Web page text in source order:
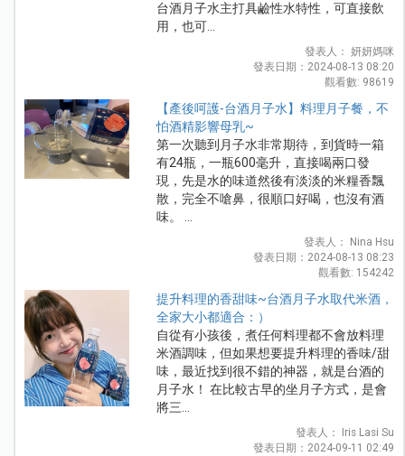
台酒月子水主打具鹼性水特性，可直接飲
用，也可...
發表人： 妍妍媽咪
發表日期：2024-08-13 08:20
觀看數: 98619
【產後呵護-台酒月子水】料理月子餐，不
怕酒精影響母乳~
第一次聽到月子水非常期待，到貨時一箱
有24瓶，一瓶600毫升，直接喝兩口發
現，先是水的味道然後有淡淡的米糧香飄
散，完全不嗆鼻，很順口好喝，也沒有酒
味。 ...
發表人： Nina Hsu
發表日期：2024-08-13 08:23
觀看數: 154242
提升料理的香甜味~台酒月子水取代米酒，
全家大小都適合：）
自從有小孩後，煮任何料理都不會放料理
米酒調味，但如果想要提升料理的香味/甜
味，最近找到很不錯的神器，就是台酒的
月子水！ 在比較古早的坐月子方式，是會
將三...
發表人： Iris Lasi Su
發表日期：2024-09-11 02:49